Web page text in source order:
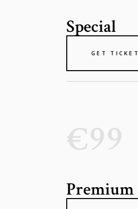
Special
GET TICKET
€99
Premium